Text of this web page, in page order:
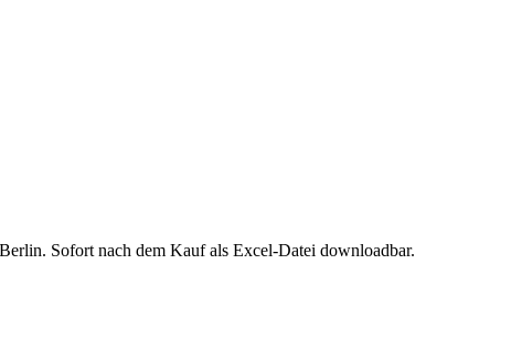
Berlin. Sofort nach dem Kauf als Excel-Datei downloadbar.